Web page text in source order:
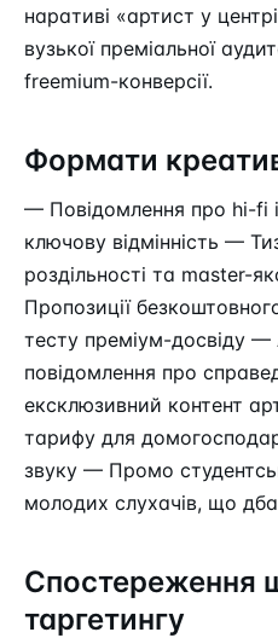
наративі «артист у
вузької преміальної
freemium-конверсії.
Формати
— Повідомлення про hi-fi
ключову відмінність —
роздільності та master-
Пропозиції
тесту преміум-досвіду —
повідомлення про
ексклюзивний контент
тарифу для
звуку — Промо
молодих слухачів, що
Спостереження
таргетингу